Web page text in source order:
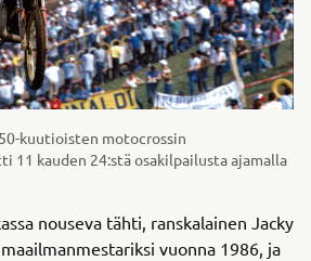
kuutioisten motocrossin
11 kauden 24:stä osakilpailusta ajamalla
nouseva tähti, ranskalainen Jacky
vuonna 1986, ja